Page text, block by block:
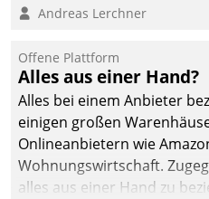
Andreas Lerchner
Offene Plattform
Alles aus einer Hand?
Alles bei einem Anbieter
einigen großen
Onlineanbietern wie
Wohnungswirtschaft.
alles aus einer Hand zu